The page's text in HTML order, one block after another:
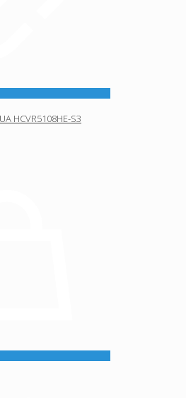
HCVR5108HE-S3